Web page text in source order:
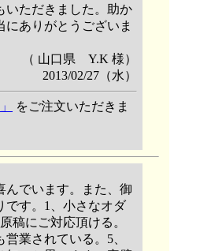
いただきました。助か
ありがとうございま
（ 山口県 Y.K 様）
2013/02/27（水）
をご注文いただきま
んでいます。また、御
です。1、小さなオダ
稿にご対応頂ける。
業されている。5、